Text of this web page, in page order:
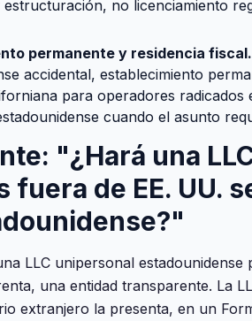
no licenciamiento
permanente y residencia fiscal.
accidental, establecimiento
para operadores
cuando el asunto
"¿Hará una
fuera de EE. UU.
LLC unipersonal
una entidad transparente. La
extranjero la presenta, en un